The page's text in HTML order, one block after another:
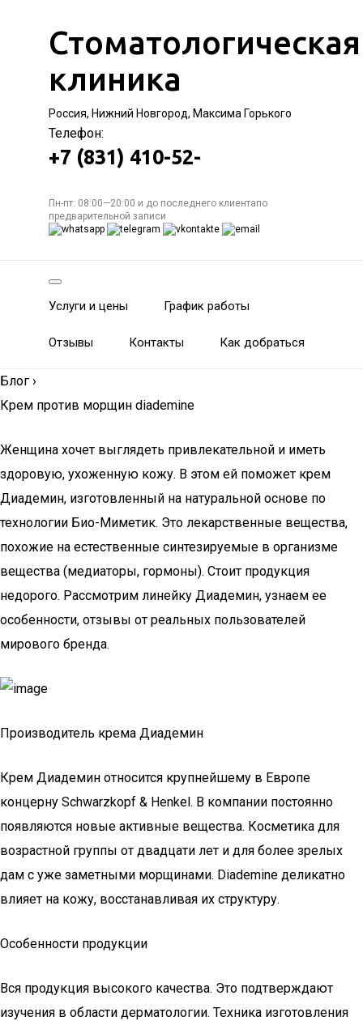
Стоматологическая
клиника
Россия, Нижний Новгород, Максима Горького
Телефон:
+7 (831) 410-52-
Пн-пт: 08:00—20:00 и до последнего клиентапо
предварительной записи
Услуги и цены График работы
Отзывы Контакты Как добраться
Блог ›
Крем против морщин diademine
Женщина хочет выглядеть привлекательной и иметь
здоровую, ухоженную кожу. В этом ей поможет крем
Диадемин, изготовленный на натуральной основе по
технологии Био-Миметик. Это лекарственные вещества,
похожие на естественные синтезируемые в организме
вещества (медиаторы, гормоны). Стоит продукция
недорого. Рассмотрим линейку Диадемин, узнаем ее
особенности, отзывы от реальных пользователей
мирового бренда.
Производитель крема Диадемин
Крем Диадемин относится крупнейшему в Европе
концерну Schwarzkopf & Henkel. В компании постоянно
появляются новые активные вещества. Косметика для
возрастной группы от двадцати лет и для более зрелых
дам с уже заметными морщинами. Diademine деликатно
влияет на кожу, восстанавливая их структуру.
Особенности продукции
Вся продукция высокого качества. Это подтверждают
изучения в области дерматологии. Техника изготовления